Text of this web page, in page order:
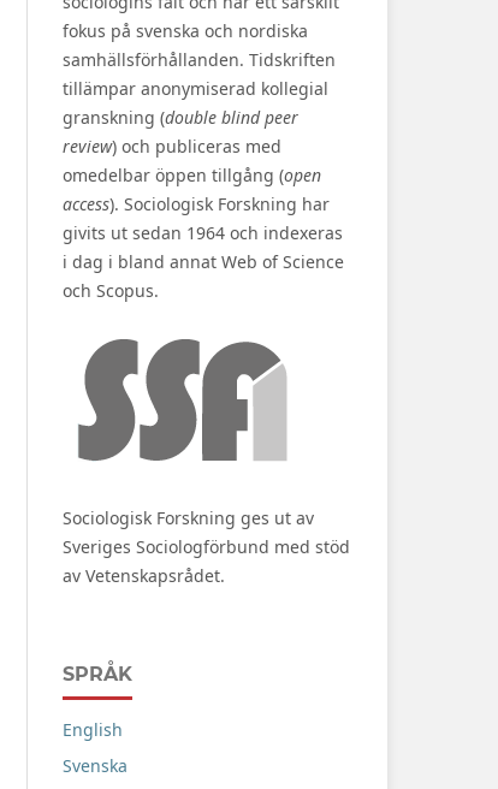
fokus på svenska och nordiska
samhällsförhållanden. Tidskriften
tillämpar anonymiserad kollegial
granskning (double blind peer
review) och publiceras med
omedelbar öppen tillgång (open
access). Sociologisk Forskning har
givits ut sedan 1964 och indexeras
i dag i bland annat Web of Science
och Scopus.
Sociologisk Forskning ges ut av
Sveriges Sociologförbund med stöd
av Vetenskapsrådet.
SPRÅK
English
Svenska